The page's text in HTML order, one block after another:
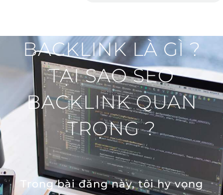
BACKLINK LÀ GÌ ?
TẠI SAO SEO
BACKLINK QUAN
TRỌNG ?
Trong bài đăng này, tôi hy vọng